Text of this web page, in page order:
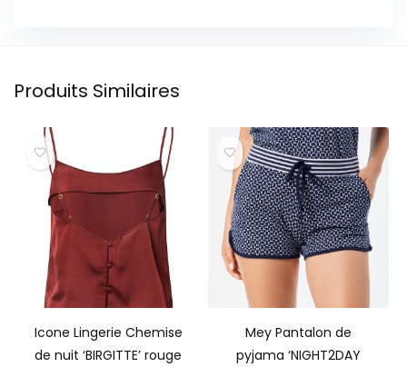
Produits Similaires
Icone Lingerie Chemise
de nuit ‘BIRGITTE’ rouge
Mey Pantalon de
pyjama ‘NIGHT2DAY